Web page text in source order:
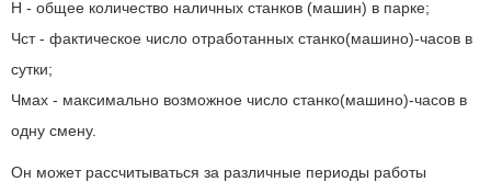
Н - общее количество наличных станков (машин) в парке;
Чст - фактическое число отработанных станко(машино)-часов в
сутки;
Чмах - максимально возможное число станко(машино)-часов в
одну смену.
Он может рассчитываться за различные периоды работы